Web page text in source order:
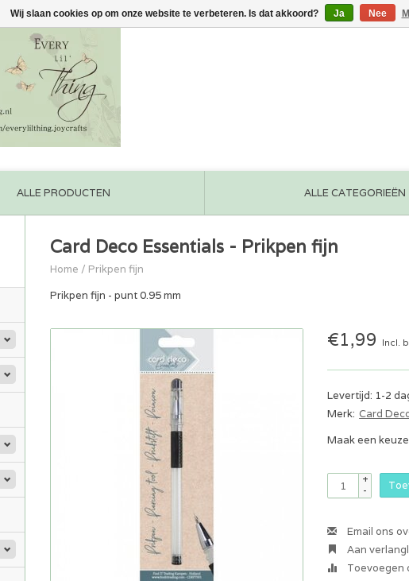
ALLE PRODUCTEN ALLE CATEGORIEËN
Card Deco Essentials - Prikpen fijn
Home / Prikpen fijn
Prikpen fijn - punt 0.95 mm
€1,99 Incl.
Levertijd: 1-2
Merk: Card
Maak een
+
-
Email ons
Aan
Toevoegen
Wij slaan cookies op om onze website te verbeteren. Is dat akkoord? Ja Nee